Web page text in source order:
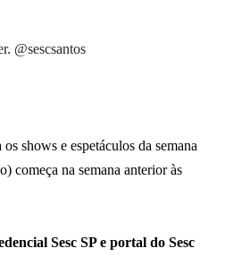
@sescsantos
shows e espetáculos da semana
começa na semana anterior às
Sesc SP e portal do Sesc